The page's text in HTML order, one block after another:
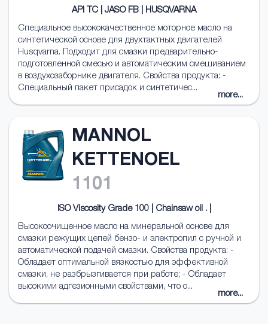
API TC | JASO FB | HUSQVARNA
Специальное высококачественное моторное масло на
синтетической основе для двухтактных двигателей
Husqvarna. Подходит для смазки предварительно-
подготовленной смесью и автоматическим смешиванием
в воздухозаборнике двигателя. Свойства продукта: -
Специальный пакет присадок и синтетичес...
more...
MANNOL
KETTENOEL
1101
ISO Viscosity Grade 100 | Chainsaw oil . |
Высокоочищенное масло на минеральной основе для
смазки режущих цепей бензо- и электропил с ручной и
автоматической подачей смазки. Свойства продукта: -
Обладает оптимальной вязкостью для эффективной
смазки, не разбрызгивается при работе; - Обладает
высокими адгезионными свойствами, что о...
more...